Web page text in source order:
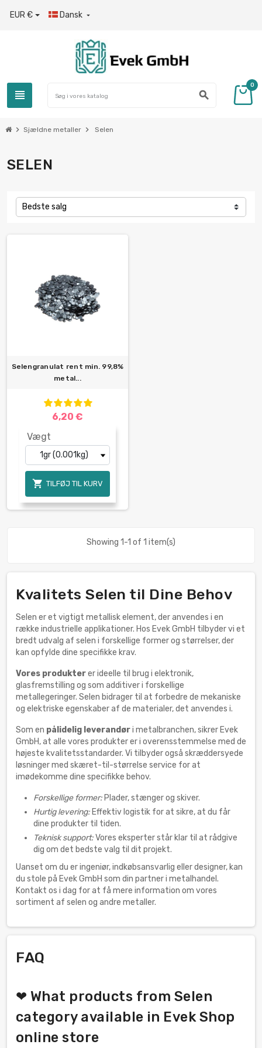
EUR € Dansk 
view_headline search
0
chevron_right Sjældne metaller chevron_right Selen
SELEN
Bedste salg
Selengranulat rent min. 99,8%
metal...
6,20 €
Vægt
 TILFØJ TIL KURV
Showing 1-1 of 1 item(s)
Kvalitets Selen til Dine Behov
Selen er et vigtigt metallisk element, der anvendes i en
række industrielle applikationer. Hos Evek GmbH tilbyder vi et
bredt udvalg af selen i forskellige former og størrelser, der
kan opfylde dine specifikke krav.
Vores produkterer ideelle til brug i elektronik,
glasfremstilling og som additiver i forskellige
metallegeringer. Selen bidrager til at forbedre de mekaniske
og elektriske egenskaber af de materialer, det anvendes i.
Som en pålidelig leverandøri metalbranchen, sikrer Evek
GmbH, at alle vores produkter er i overensstemmelse med de
højeste kvalitetsstandarder. Vi tilbyder også skræddersyede
løsninger med skæret-til-størrelse service for at
imødekomme dine specifikke behov.
Forskellige former: Plader, stænger og skiver.
Hurtig levering: Effektiv logistik for at sikre, at du får
dine produkter til tiden.
Teknisk support:Vores eksperter står klar til at rådgive
dig om det bedste valg til dit projekt.
Uanset om du er ingeniør, indkøbsansvarlig eller designer, kan
du stole på Evek GmbH som din partner i metalhandel.
Kontakt os i dag for at få mere information om vores
sortiment af selen og andre metaller.
FAQ
❤ What products from Selen
category available in Evek Shop
online store